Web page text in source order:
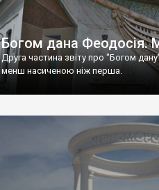
Богом дана Феодосія.
Друга частина звіту про "Богом
менш насиченою ніж перша.